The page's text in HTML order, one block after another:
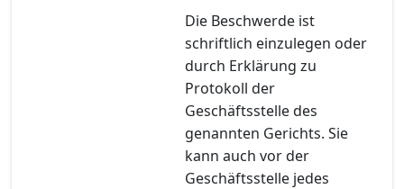
Die Beschwerde ist
schriftlich einzulegen oder
durch Erklärung zu
Protokoll der
Geschäftsstelle des
genannten Gerichts. Sie
kann auch vor der
Geschäftsstelle jedes